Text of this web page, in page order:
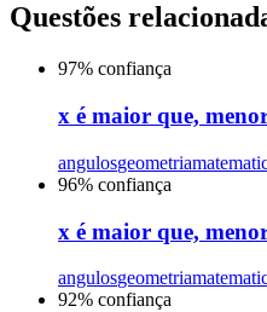
Questões
97% confiança
x é maior que,
angulosgeometria
96% confiança
x é maior que,
angulosgeometria
92% confiança